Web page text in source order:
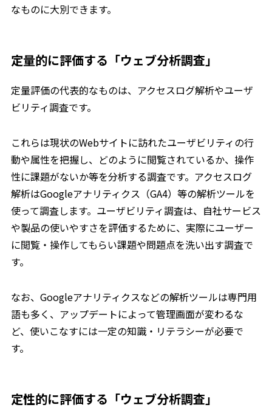
なものに大別できます。
定量的に評価する「ウェブ分析調査」
定量評価の代表的なものは、アクセスログ解析やユーザ
ビリティ調査です。
これらは現状のWebサイトに訪れたユーザビリティの行
動や属性を把握し、どのように閲覧されているか、操作
性に課題がないか等を分析する調査です。アクセスログ
解析はGoogleアナリティクス（GA4）等の解析ツールを
使って調査します。ユーザビリティ調査は、自社サービス
や製品の使いやすさを評価するために、実際にユーザー
に閲覧・操作してもらい課題や問題点を洗い出す調査で
す。
なお、Googleアナリティクスなどの解析ツールは専門用
語も多く、アップデートによって管理画面が変わるな
ど、使いこなすには一定の知識・リテラシーが必要で
す。
定性的に評価する「ウェブ分析調査」